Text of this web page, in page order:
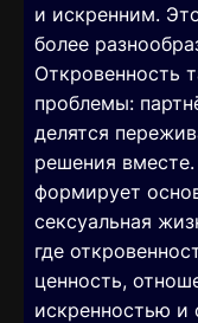
и искренним.
более
Откровенность
проблемы:
делятся
решения
формирует
сексуальная
где
ценность,
искренностью и